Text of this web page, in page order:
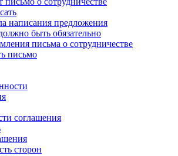
написания предложения
быть обязательно
письма о сотрудничестве
письмо
соглашения
сторон